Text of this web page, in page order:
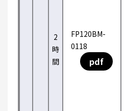
2
時
間
FP120BM-
0118
pdf